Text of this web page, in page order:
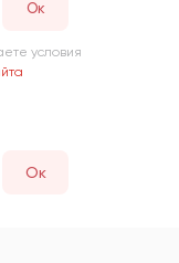
условия
Ок